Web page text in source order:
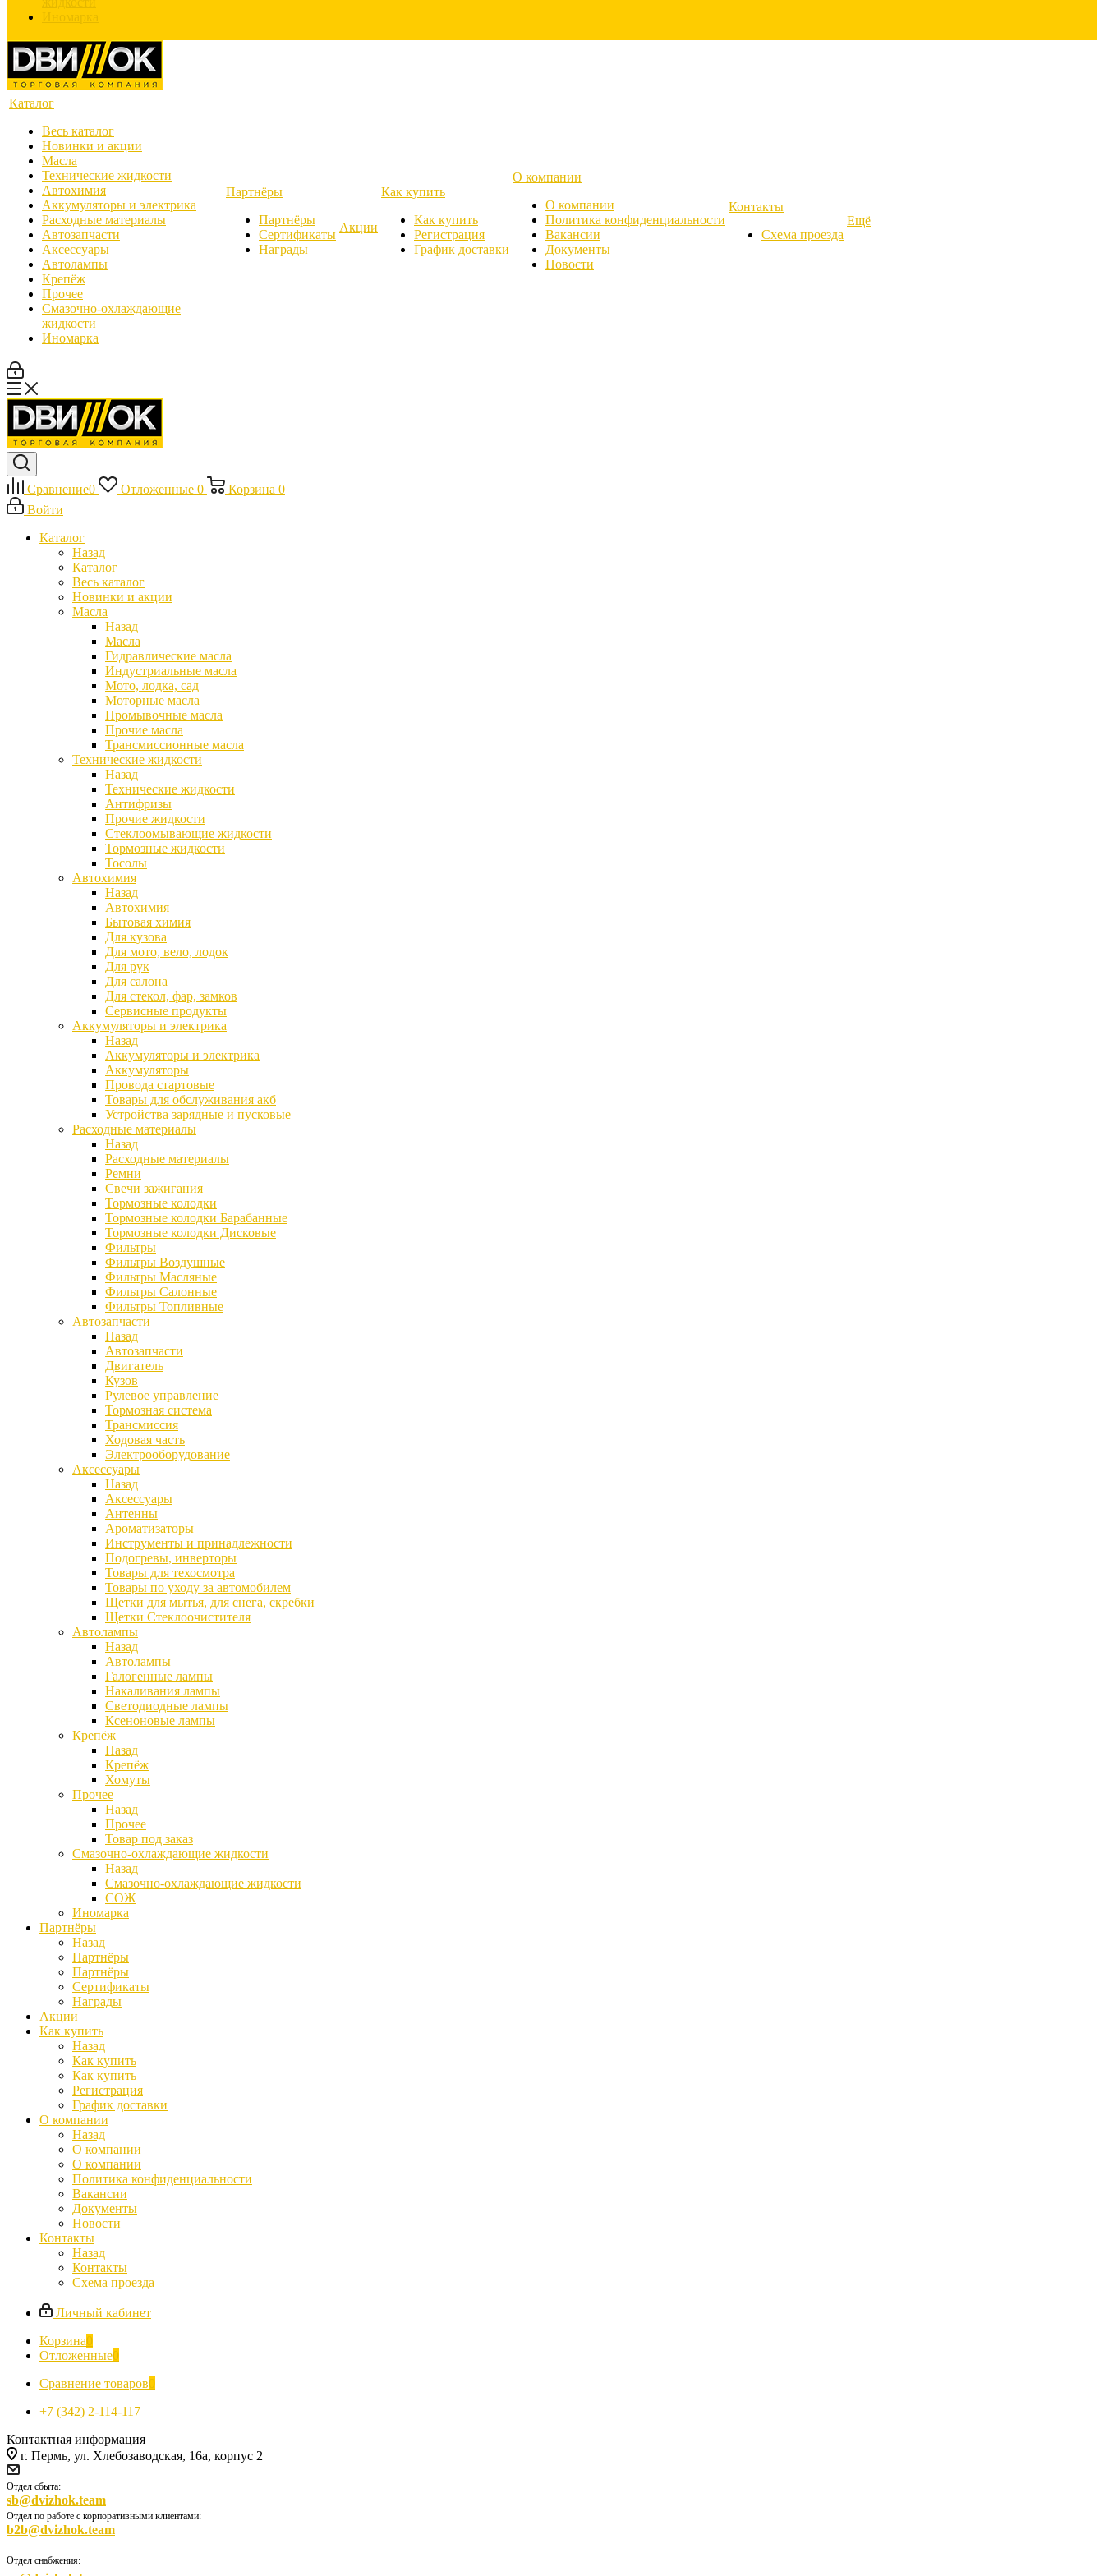
Иномарка
Каталог
Весь каталог
Новинки и акции
Масла
Технические жидкости
Автохимия
Аккумуляторы и электрика
Расходные материалы
Автозапчасти
Аксессуары
Автолампы
Крепёж
Прочее
Смазочно-охлаждающие
жидкости
Иномарка
Партнёры
Партнёры
Сертификаты
Награды
Акции
Как купить
Как купить
Регистрация
График доставки
О компании
О компании
Политика конфиденциальности
Вакансии
Документы
Новости
Контакты
Схема проезда
Ещё
Сравнение0 Отложенные 0 Корзина 0
Войти
Каталог
Назад
Каталог
Весь каталог
Новинки и акции
Масла
Назад
Масла
Гидравлические масла
Индустриальные масла
Мото, лодка, сад
Моторные масла
Промывочные масла
Прочие масла
Трансмиссионные масла
Технические жидкости
Назад
Технические жидкости
Антифризы
Прочие жидкости
Стеклоомывающие жидкости
Тормозные жидкости
Тосолы
Автохимия
Назад
Автохимия
Бытовая химия
Для кузова
Для мото, вело, лодок
Для рук
Для салона
Для стекол, фар, замков
Сервисные продукты
Аккумуляторы и электрика
Назад
Аккумуляторы и электрика
Аккумуляторы
Провода стартовые
Товары для обслуживания акб
Устройства зарядные и пусковые
Расходные материалы
Назад
Расходные материалы
Ремни
Свечи зажигания
Тормозные колодки
Тормозные колодки Барабанные
Тормозные колодки Дисковые
Фильтры
Фильтры Воздушные
Фильтры Масляные
Фильтры Салонные
Фильтры Топливные
Автозапчасти
Назад
Автозапчасти
Двигатель
Кузов
Рулевое управление
Тормозная система
Трансмиссия
Ходовая часть
Электрооборудование
Аксессуары
Назад
Аксессуары
Антенны
Ароматизаторы
Инструменты и принадлежности
Подогревы, инверторы
Товары для техосмотра
Товары по уходу за автомобилем
Щетки для мытья, для снега, скребки
Щетки Стеклоочистителя
Автолампы
Назад
Автолампы
Галогенные лампы
Накаливания лампы
Светодиодные лампы
Ксеноновые лампы
Крепёж
Назад
Крепёж
Хомуты
Прочее
Назад
Прочее
Товар под заказ
Смазочно-охлаждающие жидкости
Назад
Смазочно-охлаждающие жидкости
СОЖ
Иномарка
Партнёры
Назад
Партнёры
Партнёры
Сертификаты
Награды
Акции
Как купить
Назад
Как купить
Как купить
Регистрация
График доставки
О компании
Назад
О компании
О компании
Политика конфиденциальности
Вакансии
Документы
Новости
Контакты
Назад
Контакты
Схема проезда
Личный кабинет
Корзина0
Отложенные0
Сравнение товаров0
+7 (342) 2-114-117
Контактная информация
г. Пермь, ул. Хлебозаводская, 16а, корпус 2
Отдел сбыта:
sb@dvizhok.team
Отдел по работе с корпоративными клиентами:
b2b@dvizhok.team
Отдел снабжения: